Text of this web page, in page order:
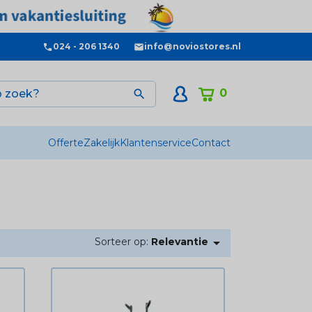
024 - 206 1340 info@noviostores.nl
0

OfferteZakelijkKlantenserviceContact
Sorteer op: Relevantie 